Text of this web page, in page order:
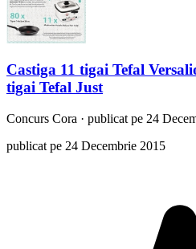
Castiga 11 tigai Tefal
tigai Tefal Just
Concurs Cora · publicat pe 24
publicat pe 24 Decembrie 2015